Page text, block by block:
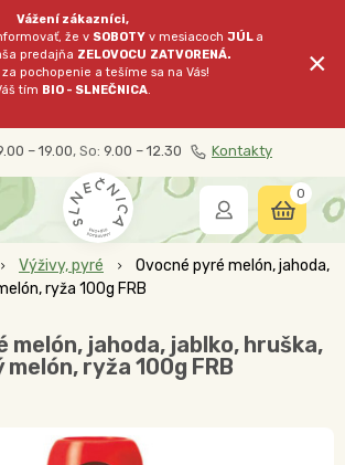
Vážení zákazníci,
že v SOBOTY v mesiacochJÚL a
predajňa ZELOVOCU ZATVORENÁ.
pochopenie a tešíme sa na Vás!
tím BIO - SLNEČNICA.
×
– 19.00, So: 9.00 – 12.30 Kontakty
0
Výživy, pyré
Ovocné pyré melón, jahoda,
ryža 100g FRB
melón, jahoda, jablko, hruška,
ryža 100g FRB